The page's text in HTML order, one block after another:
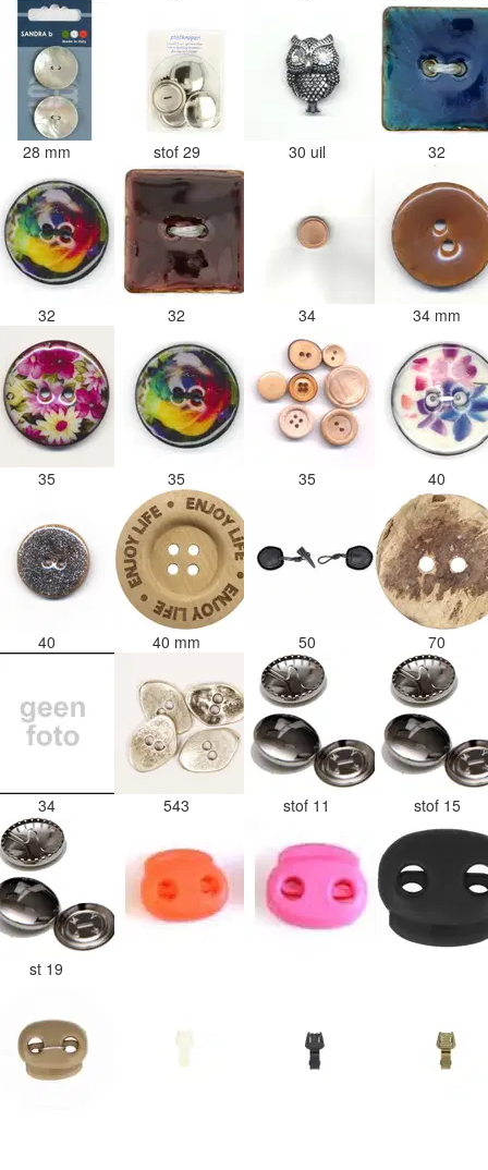
28 mm stof 29 30 uil 32
32 32 34 34 mm
35 35 35 40
40 40 mm 50 70
34 543 stof 11 stof 15
st 19